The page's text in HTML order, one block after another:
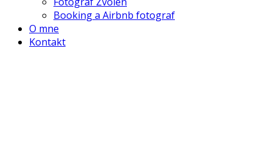
Booking a Airbnb fotograf
O mne
Kontakt